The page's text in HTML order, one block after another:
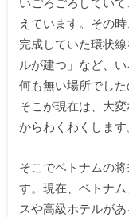
えています。その
完成していた環状
ルが建つ」など、
何も無い場所でした
そこが現在は、大
からわくわくします
そこでベトナムの
す。現在、ベトナ
スや高級ホテルが